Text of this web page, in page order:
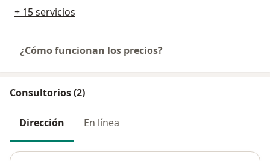
+ 15 servicios
¿Cómo funcionan los precios?
Consultorios (2)
Dirección En línea